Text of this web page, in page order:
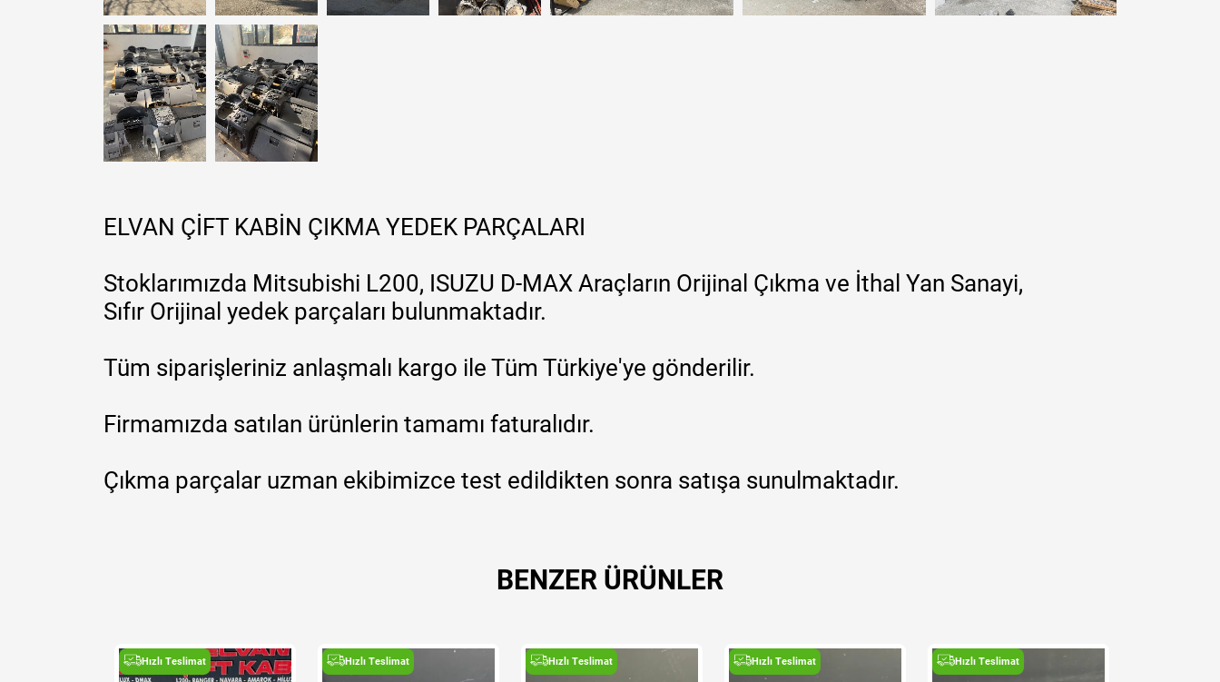
ELVAN ÇİFT KABİN ÇIKMA YEDEK PARÇALARI
Stoklarımızda Mitsubishi L200, ISUZU D-MAX Araçların Orijinal Çıkma ve İthal Yan Sanayi,
Sıfır Orijinal yedek parçaları bulunmaktadır.
Tüm siparişleriniz anlaşmalı kargo ile Tüm Türkiye'ye gönderilir.
Firmamızda satılan ürünlerin tamamı faturalıdır.
Çıkma parçalar uzman ekibimizce test edildikten sonra satışa sunulmaktadır.
BENZER ÜRÜNLER
Hızlı Teslimat Hızlı Teslimat Hızlı Teslimat Hızlı Teslimat Hızlı Teslimat